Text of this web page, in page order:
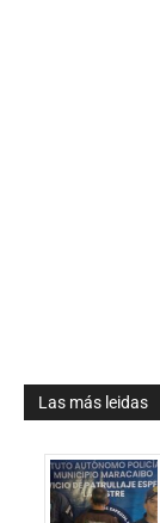
Las más leidas